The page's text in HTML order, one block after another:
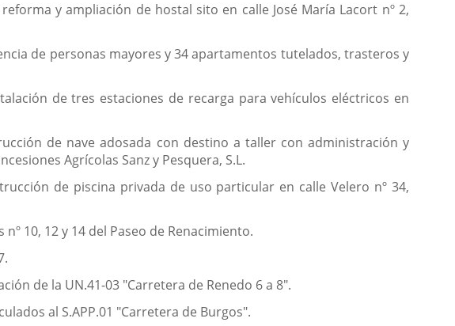
y ampliación de hostal sito en calle José María Lacort nº 2,
de personas mayores y 34 apartamentos tutelados, trasteros y
de tres estaciones de recarga para vehículos eléctricos en
de nave adosada con destino a taller con administración y
Agrícolas Sanz y Pesquera, S.L.
de piscina privada de uso particular en calle Velero nº 34,
10, 12 y 14 del Paseo de Renacimiento.
de la UN.41-03 "Carretera de Renedo 6 a 8".
al S.APP.01 "Carretera de Burgos".